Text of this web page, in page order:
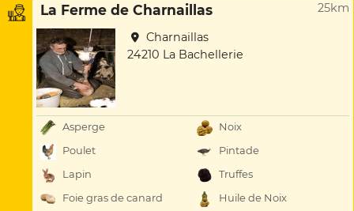
La Ferme de Charnaillas 25km
Charnaillas
24210 La Bachellerie
Asperge
Noix
Poulet
Pintade
Lapin
Truffes
Foie gras de canard
Huile de Noix